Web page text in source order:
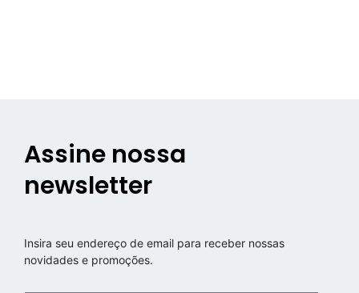
Assine nossa
newsletter
Insira seu endereço de email para receber nossas
novidades e promoções.